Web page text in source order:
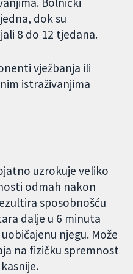
dok su
8 do 12 tjedana.
vježbanja ili
istraživanjima
uzrokuje veliko
odmah nakon
sposobnošću
dalje u 6 minuta
njegu. Može
na fizičku spremnost